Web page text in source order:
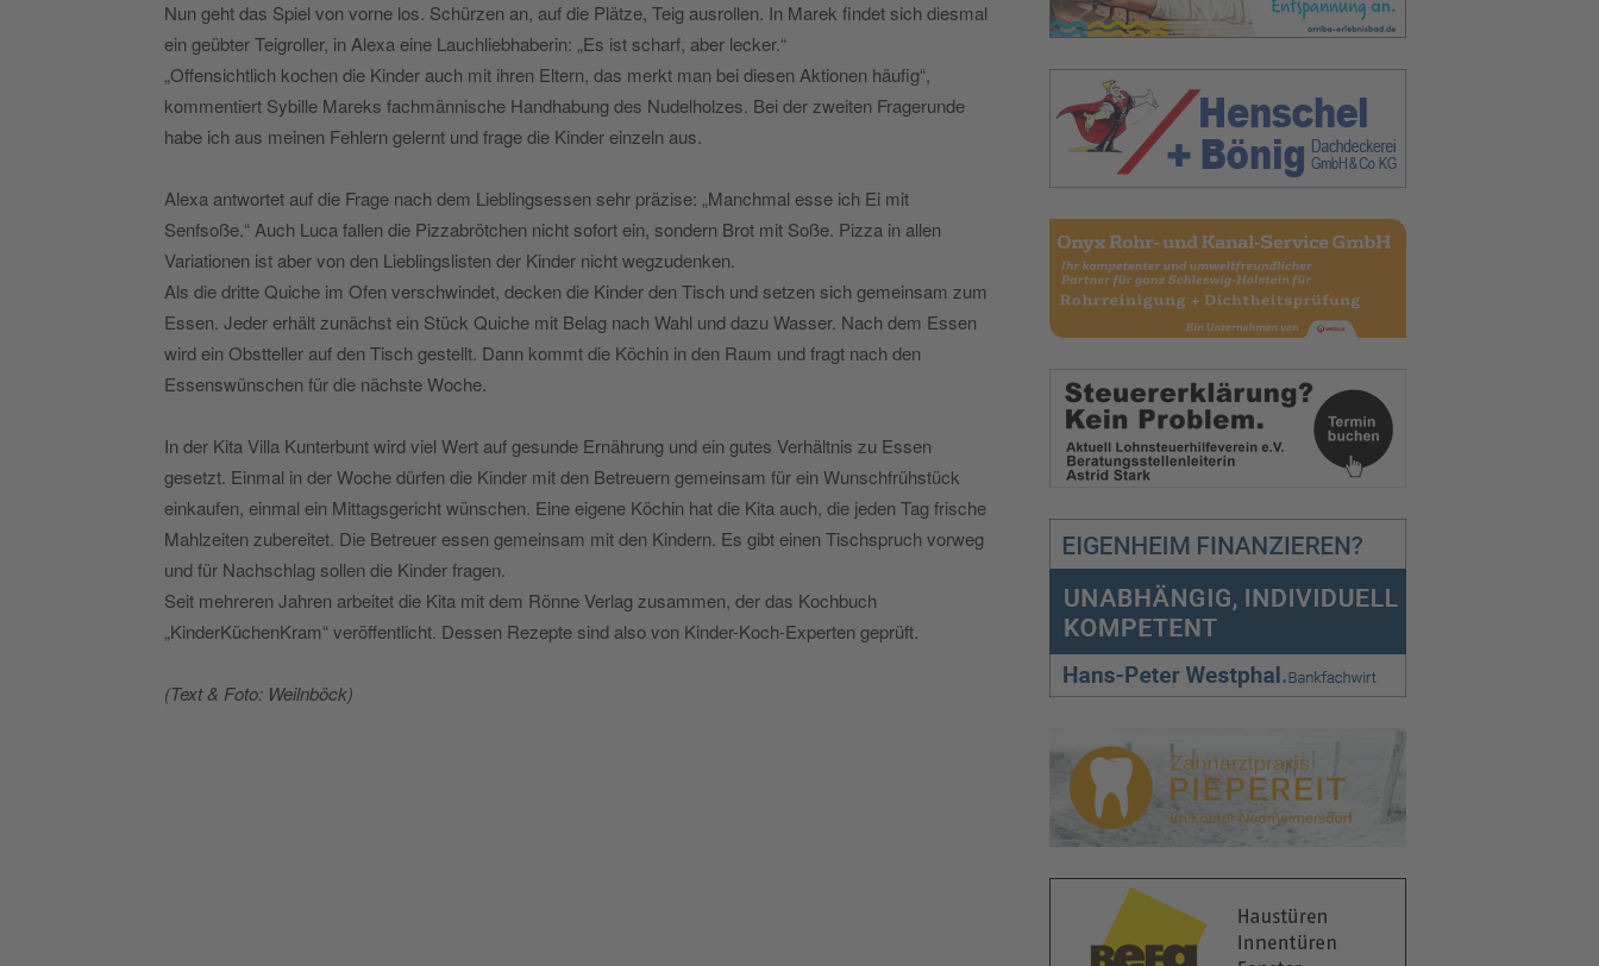
Nun geht das Spiel von vorne los. Schürzen an, auf die Plätze, Teig ausrollen. In Marek findet sich diesmal
ein geübter Teigroller, in Alexa eine Lauchliebhaberin: „Es ist scharf, aber lecker.“
„Offensichtlich kochen die Kinder auch mit ihren Eltern, das merkt man bei diesen Aktionen häufig“,
kommentiert Sybille Mareks fachmännische Handhabung des Nudelholzes. Bei der zweiten Fragerunde
habe ich aus meinen Fehlern gelernt und frage die Kinder einzeln aus.
Alexa antwortet auf die Frage nach dem Lieblingsessen sehr präzise: „Manchmal esse ich Ei mit
Senfsoße.“ Auch Luca fallen die Pizzabrötchen nicht sofort ein, sondern Brot mit Soße. Pizza in allen
Variationen ist aber von den Lieblingslisten der Kinder nicht wegzudenken.
Als die dritte Quiche im Ofen verschwindet, decken die Kinder den Tisch und setzen sich gemeinsam zum
Essen. Jeder erhält zunächst ein Stück Quiche mit Belag nach Wahl und dazu Wasser. Nach dem Essen
wird ein Obstteller auf den Tisch gestellt. Dann kommt die Köchin in den Raum und fragt nach den
Essenswünschen für die nächste Woche.
In der Kita Villa Kunterbunt wird viel Wert auf gesunde Ernährung und ein gutes Verhältnis zu Essen
gesetzt. Einmal in der Woche dürfen die Kinder mit den Betreuern gemeinsam für ein Wunschfrühstück
einkaufen, einmal ein Mittagsgericht wünschen. Eine eigene Köchin hat die Kita auch, die jeden Tag frische
Mahlzeiten zubereitet. Die Betreuer essen gemeinsam mit den Kindern. Es gibt einen Tischspruch vorweg
und für Nachschlag sollen die Kinder fragen.
Seit mehreren Jahren arbeitet die Kita mit dem Rönne Verlag zusammen, der das Kochbuch
„KinderKüchenKram“ veröffentlicht. Dessen Rezepte sind also von Kinder-Koch-Experten geprüft.
(Text & Foto: Weilnböck)